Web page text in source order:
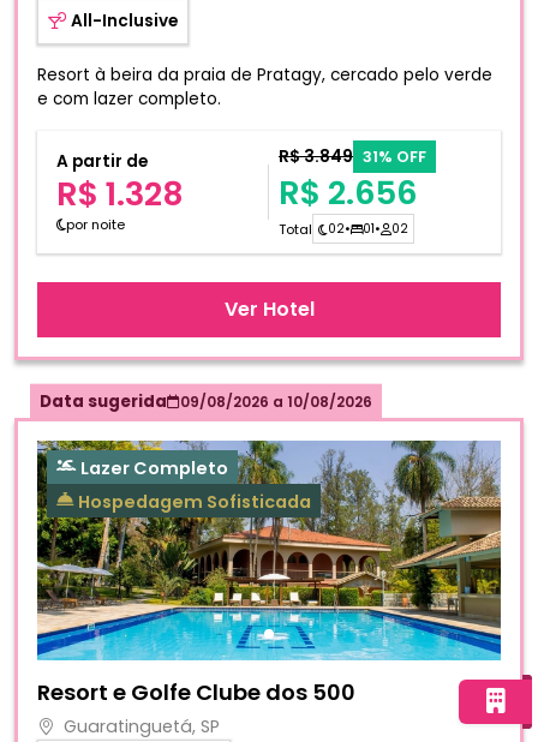
All-Inclusive
Resort à beira da praia de Pratagy, cercado pelo verde
e com lazer completo.
A partir de
R$ 1.328
por noite
R$ 3.849 31% OFF
R$ 2.656
Total 02• 01• 02
Ver Hotel
Data sugerida 09/08/2026 a 10/08/2026
Lazer Completo
Hospedagem Sofisticada
Resort e Golfe Clube dos 500
Guaratinguetá, SP